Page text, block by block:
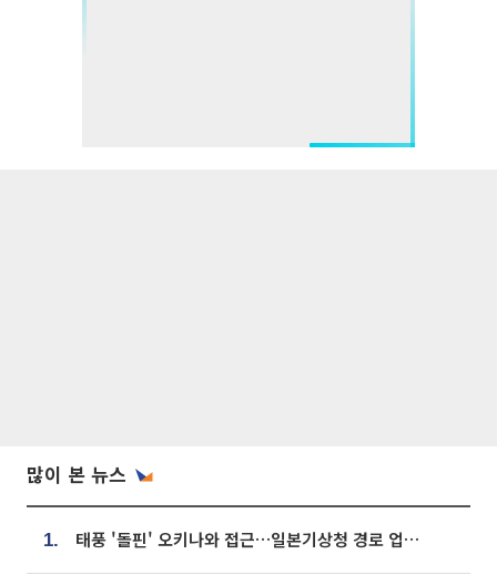
많이 본 뉴스
1. 태풍 '돌핀' 오키나와 접근…일본기상청 경로 업데이트